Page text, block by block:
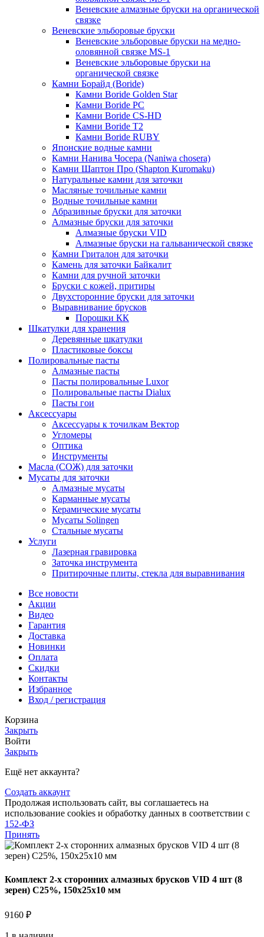
Веневские алмазные бруски на органической
связке
Веневские эльборовые бруски
Веневские эльборовые бруски на медно-
оловянной связке MS-1
Веневские эльборовые бруски на
органической связке
Камни Борайд (Boride)
Камни Boride Golden Star
Камни Boride PC
Камни Boride CS-HD
Камни Boride T2
Камни Boride RUBY
Японские водные камни
Камни Нанива Чосера (Naniwa chosera)
Камни Шаптон Про (Shapton Kuromaku)
Натуральные камни для заточки
Масляные точильные камни
Водные точильные камни
Абразивные бруски для заточки
Алмазные бруски для заточки
Алмазные бруски VID
Алмазные бруски на гальванической связке
Камни Гриталон для заточки
Камень для заточки Байкалит
Камни для ручной заточки
Бруски с кожей, притиры
Двухсторонние бруски для заточки
Выравнивание брусков
Порошки КК
Шкатулки для хранения
Деревянные шкатулки
Пластиковые боксы
Полировальные пасты
Алмазные пасты
Пасты полировальные Luxor
Полировальные пасты Dialux
Пасты гои
Аксессуары
Аксессуары к точилкам Вектор
Угломеры
Оптика
Инструменты
Масла (СОЖ) для заточки
Мусаты для заточки
Алмазные мусаты
Карманные мусаты
Керамические мусаты
Мусаты Solingen
Стальные мусаты
Услуги
Лазерная гравировка
Заточка инструмента
Притирочные плиты, стекла для выравнивания
Все новости
Акции
Видео
Гарантия
Доставка
Новинки
Оплата
Скидки
Контакты
Избранное
Вход / регистрация
Корзина
Закрыть
Войти
Закрыть
Ещё нет аккаунта?
Создать аккаунт
Продолжая использовать сайт, вы соглашаетесь на
использование cookies и обработку данных в соответствии с
152-ФЗ
Принять
Комплект 2-х сторонних алмазных брусков VID 4 шт (8
зерен) С25%, 150х25х10 мм
9160 ₽